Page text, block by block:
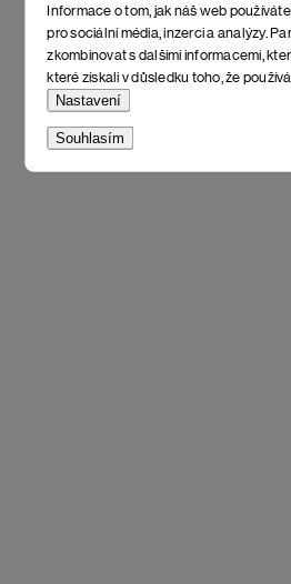
Informace o tom, jak náš web
pro sociální média, inzerci a analýzy.
zkombinovat s dalšími informacemi,
které získali v důsledku toho, že
Nastavení
Souhlasím